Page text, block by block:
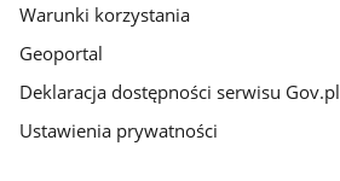
Warunki korzystania
Geoportal
Deklaracja dostępności serwisu Gov.pl
Ustawienia prywatności